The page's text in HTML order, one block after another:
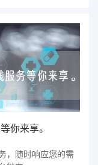
你来享。
，随时响应您的需